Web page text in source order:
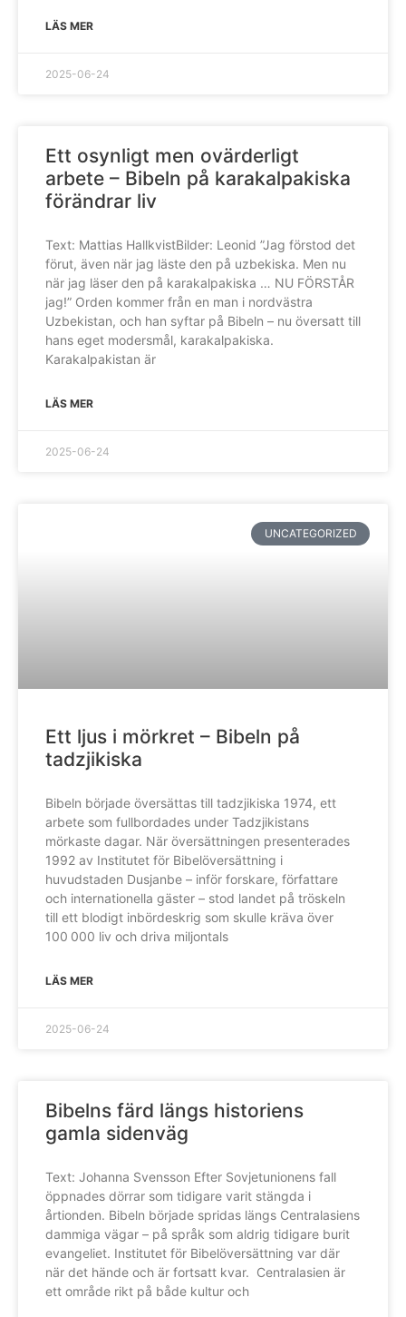
LÄS MER
2025-06-24
Ett osynligt men ovärderligt
arbete – Bibeln på karakalpakiska
förändrar liv
Text: Mattias HallkvistBilder: Leonid ”Jag förstod det
förut, även när jag läste den på uzbekiska. Men nu
när jag läser den på karakalpakiska … NU FÖRSTÅR
jag!” Orden kommer från en man i nordvästra
Uzbekistan, och han syftar på Bibeln – nu översatt till
hans eget modersmål, karakalpakiska.
Karakalpakistan är
LÄS MER
2025-06-24
UNCATEGORIZED
Ett ljus i mörkret – Bibeln på
tadzjikiska
Bibeln började översättas till tadzjikiska 1974, ett
arbete som fullbordades under Tadzjikistans
mörkaste dagar. När översättningen presenterades
1992 av Institutet för Bibelöversättning i
huvudstaden Dusjanbe – inför forskare, författare
och internationella gäster – stod landet på tröskeln
till ett blodigt inbördeskrig som skulle kräva över
100 000 liv och driva miljontals
LÄS MER
2025-06-24
Bibelns färd längs historiens
gamla sidenväg
Text: Johanna Svensson Efter Sovjetunionens fall
öppnades dörrar som tidigare varit stängda i
årtionden. Bibeln började spridas längs Centralasiens
dammiga vägar – på språk som aldrig tidigare burit
evangeliet. Institutet för Bibelöversättning var där
när det hände och är fortsatt kvar. Centralasien är
ett område rikt på både kultur och